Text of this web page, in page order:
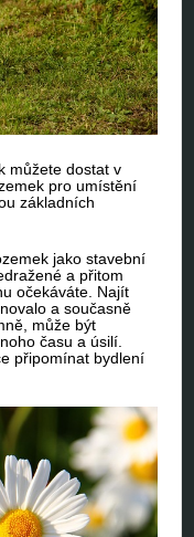
můžete dostat v
pro umístění
základních
jako stavební
a přitom
očekáváte. Najít
a současně
může být
času a úsilí.
připomínat bydlení